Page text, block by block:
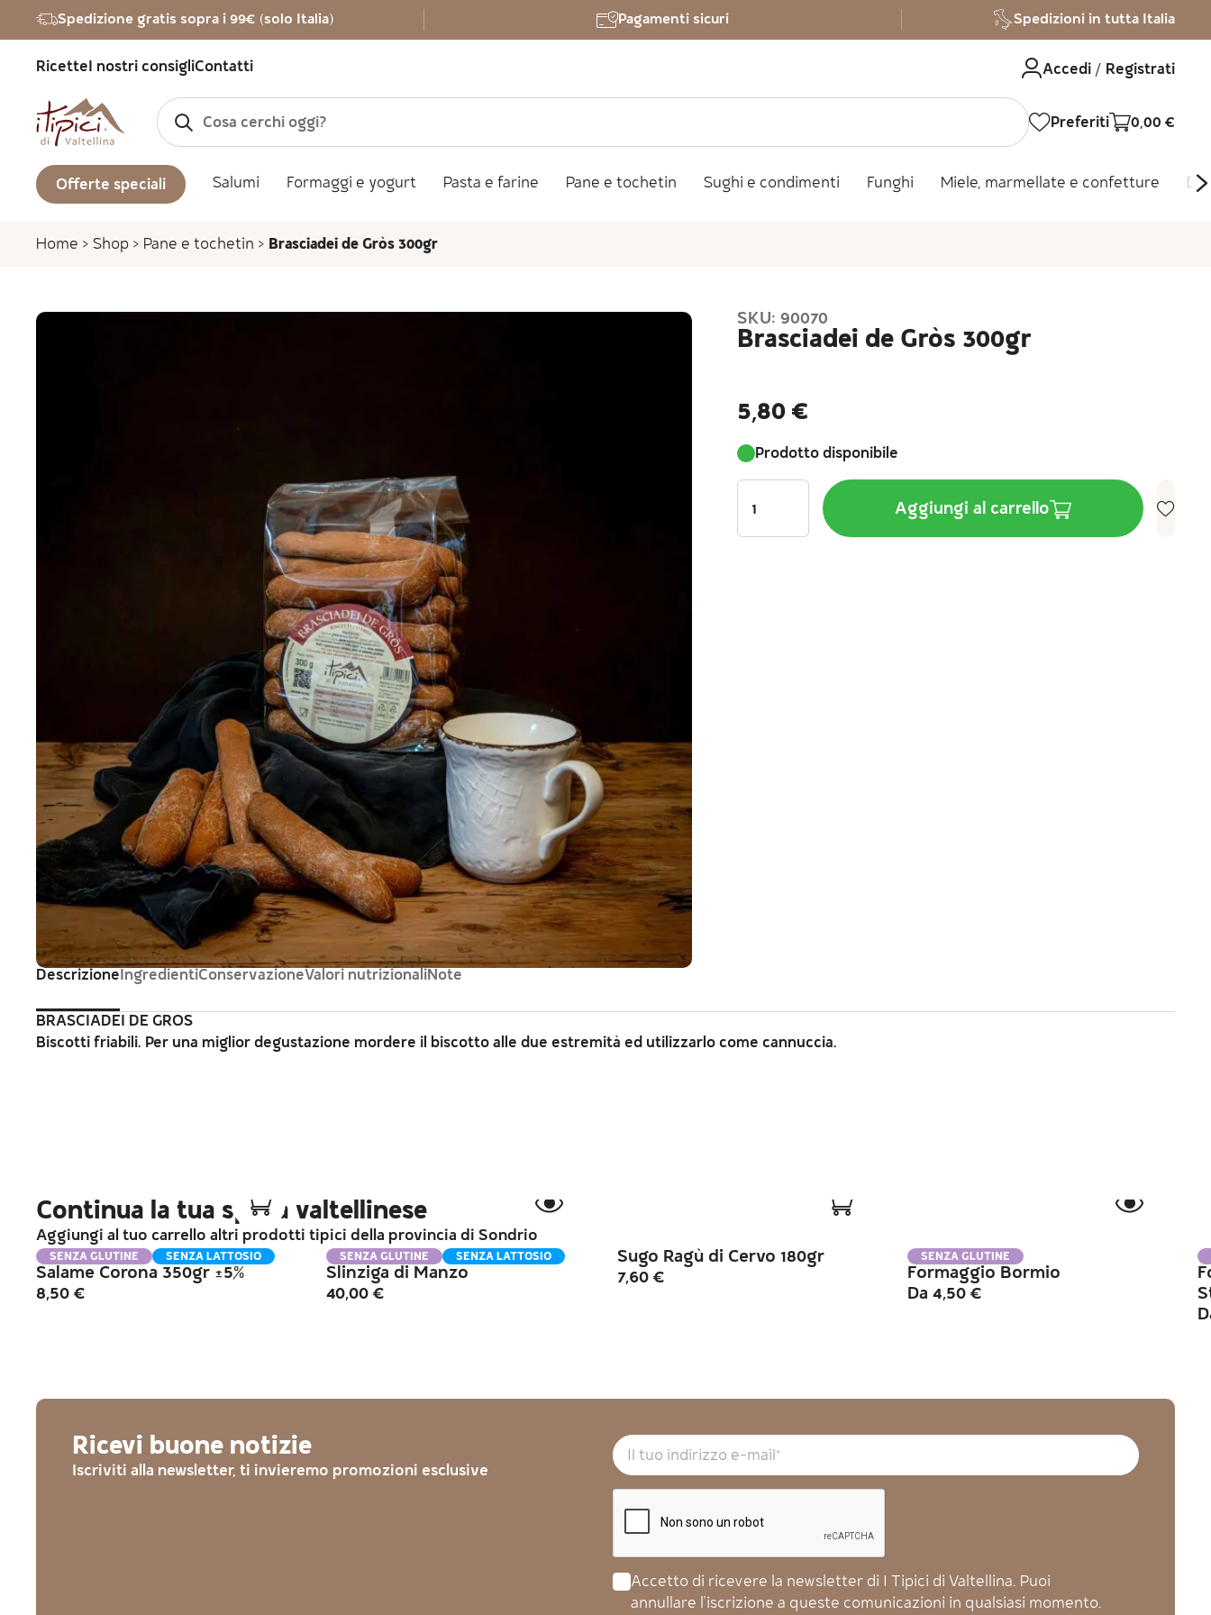
Spedizione gratis sopra i 99€ (solo Italia)
Pagamenti sicuri Spedizioni in tutta Italia
Preferiti 0,00 €
RicetteI nostri consigliContatti Accedi / Registrati
Offerte speciali Salumi Formaggi e yogurt Pasta e farine Pane e tochetin Sughi e condimenti Funghi Miele, marmellate e confetture
Home > Shop > Pane e tochetin > Brasciadei de Gròs 300gr
SKU: 90070
Brasciadei de Gròs 300gr
5,80€
Prodotto disponibile
Aggiungi al carrello
DescrizioneIngredientiConservazioneValori nutrizionaliNote
BRASCIADEI DE GROS
Biscotti friabili. Per una miglior degustazione mordere il biscotto alle due estremità ed utilizzarlo come cannuccia.
Continua la tua spesa valtellinese
Aggiungi al tuo carrello altri prodotti tipici della provincia di Sondrio
SENZA GLUTINE SENZA LATTOSIO
Salame Corona 350gr ±5%
8,50 €
SENZA GLUTINE SENZA LATTOSIO
Slinziga di Manzo
40,00€
Sugo Ragù di Cervo 180gr
7,60 €
SENZA GLUTINE
Formaggio Bormio
Da 4,50 €
Ricevi buone notizie
Iscriviti alla newsletter, ti invieremo promozioni esclusive
Accetto di ricevere la newsletter di I Tipici di Valtellina. Puoi
annullare l'iscrizione a queste comunicazioni in qualsiasi momento.